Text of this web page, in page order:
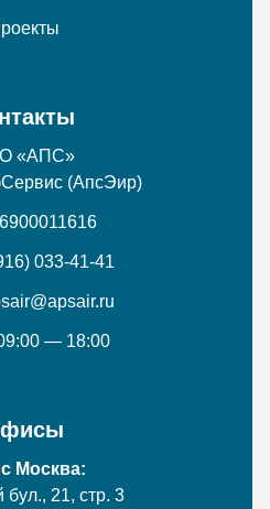
«АПС»
(АпсЭир)
033-41-41
— 18:00
Москва:
21, стр. 3